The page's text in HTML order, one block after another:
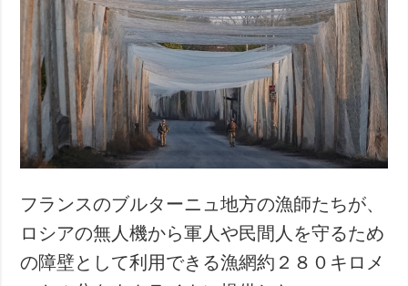
フランスのブルターニュ地方の漁師たちが、
ロシアの無人機から軍人や民間人を守るため
の障壁として利用できる漁網約２８０キロメ